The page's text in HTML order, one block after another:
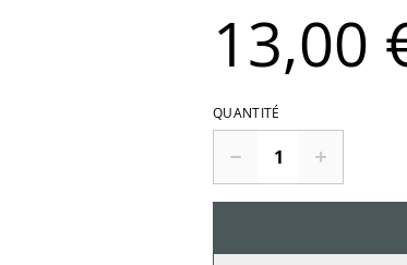
13,00
QUANTITÉ